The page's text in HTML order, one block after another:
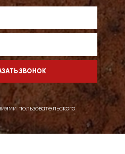
пользовательского